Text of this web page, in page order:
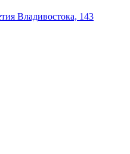
Владивостока, 143